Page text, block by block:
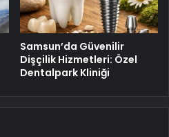
Samsun’da Güvenilir
Dişçilik Hizmetleri: Özel
Dentalpark Kliniği